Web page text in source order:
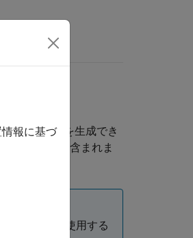
からコードを生成でき
サの条件が含まれま
照モデルを使用する
報に基づ